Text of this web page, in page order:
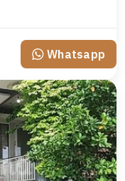
Whatsapp